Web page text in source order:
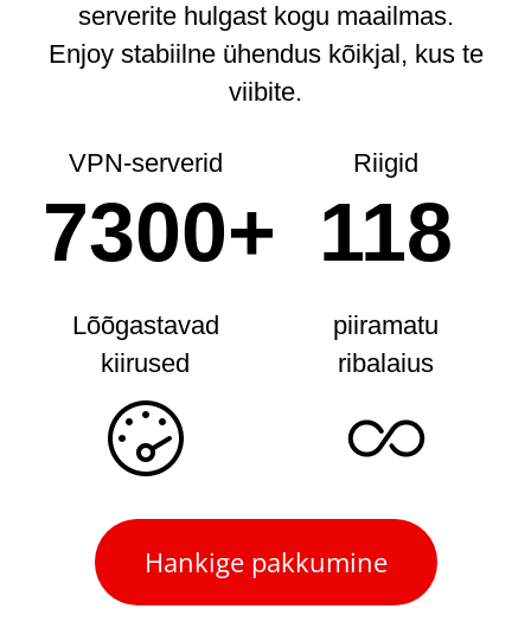
serverite hulgast kogu maailmas.
Enjoy stabiilne ühendus kõikjal, kus te
viibite.
VPN-serverid
7300+
Riigid
118
Lõõgastavad
kiirused
piiramatu
ribalaius
Hankige pakkumine